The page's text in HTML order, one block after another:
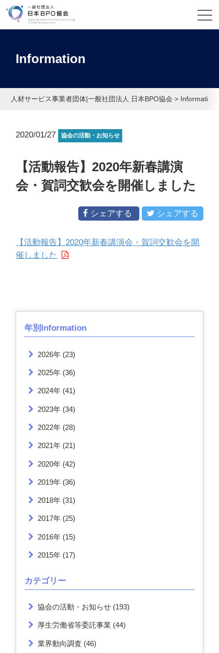
Information
人材サービス事業者団体|一般社団法人 日本BPO協会 > Information
2020/01/27 協会の活動・お知らせ
【活動報告】2020年新春講演
会・賀詞交歓会を開催しました
シェアする シェアする
【活動報告】2020年新春講演会・賀詞交歓会を開
催しました
年別Information
2026年(23)
2025年(36)
2024年(41)
2023年(34)
2022年(28)
2021年(21)
2020年(42)
2019年(36)
2018年(31)
2017年(25)
2016年(15)
2015年(17)
カテゴリー
協会の活動・お知らせ(193)
厚生労働省等委託事業 (44)
業界動向調査 (46)